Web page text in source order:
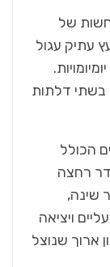
של
עתיק עגול
יומיומויות.
דלתות
הכולל
רחצה
שינה,
ויציאה
ארוך שנוצל